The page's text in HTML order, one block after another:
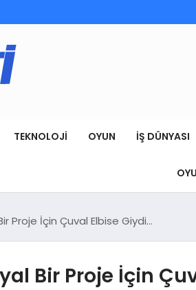
TEKNOLOJI OYUN İŞ DÜNYASI
Proje İçin Çuval Elbise Giydi…
Bir Proje İçin